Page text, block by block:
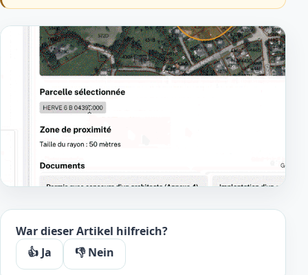
War dieser Artikel hilfreich?
👍 Ja
👎 Nein